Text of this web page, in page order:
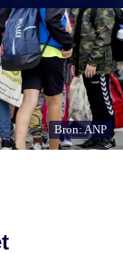
Bron: ANP